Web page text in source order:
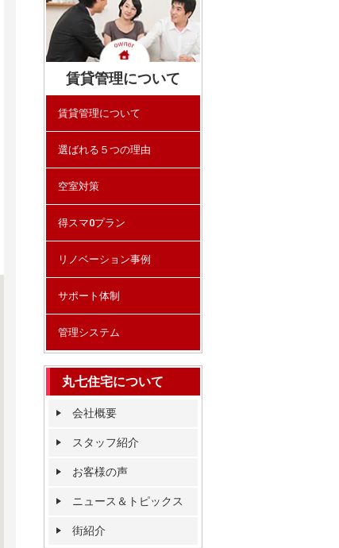
賃貸管理について
賃貸管理について
選ばれる５つの理由
空室対策
得スマ0プラン
リノベーション事例
サポート体制
管理システム
丸七住宅について
会社概要
スタッフ紹介
お客様の声
ニュース＆トピックス
街紹介